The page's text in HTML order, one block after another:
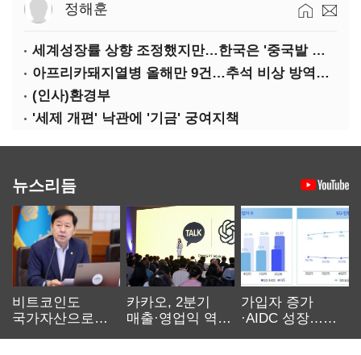
정해훈
세계성장률 상향 조정했지만…한국은 '중국발 살얼음판'
아프리카돼지열병 올해만 9건…추석 비상 방역에 '총력'
(인사)환경부
'세제 개편' 낙관에 '기금' 궁여지책
뉴스리듬
비트코인도
국가자산으로…'
카카오, 2분기
매출·영업익 역대
가입자 증가
·AIDC 성장…